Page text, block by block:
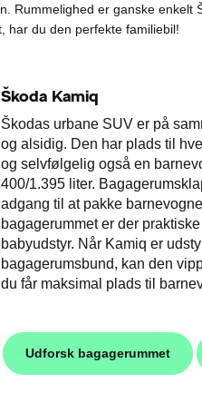
er ganske enkelt
har du den perfekte familiebil!
Škoda Kamiq
Škodas urbane SUV er på
og alsidig. Den har plads til
og selvfølgelig også en
400/1.395 liter.
adgang til at pakke
bagagerummet er der
babyudstyr. Når Kamiq er
bagagerumsbund, kan den
du får maksimal plads til
Udforsk bagagerummet